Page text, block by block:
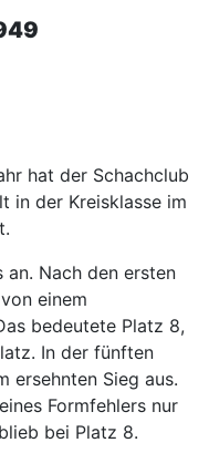
hat der Schachclub
in der Kreisklasse im
Nach den ersten
einem
bedeutete Platz 8,
In der fünften
ersehnten Sieg aus.
Formfehlers nur
bei Platz 8.